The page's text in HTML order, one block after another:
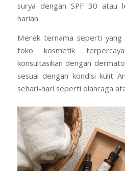
surya dengan SPF 30 atau
harian.
Merek ternama seperti
toko kosmetik
konsultasikan dengan
sesuai dengan kondisi kulit
sehari-hari seperti olahraga